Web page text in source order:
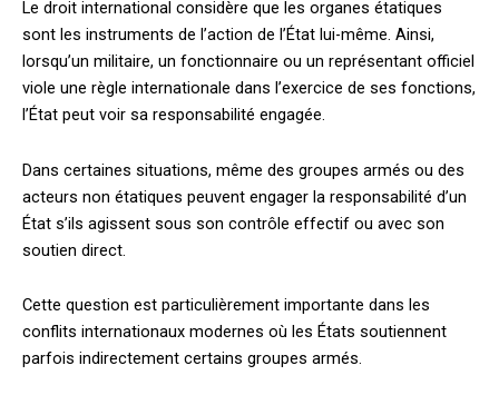
Le droit international considère que les organes étatiques
sont les instruments de l’action de l’État lui-même. Ainsi,
lorsqu’un militaire, un fonctionnaire ou un représentant officiel
viole une règle internationale dans l’exercice de ses fonctions,
l’État peut voir sa responsabilité engagée.
Dans certaines situations, même des groupes armés ou des
acteurs non étatiques peuvent engager la responsabilité d’un
État s’ils agissent sous son contrôle effectif ou avec son
soutien direct.
Cette question est particulièrement importante dans les
conflits internationaux modernes où les États soutiennent
parfois indirectement certains groupes armés.